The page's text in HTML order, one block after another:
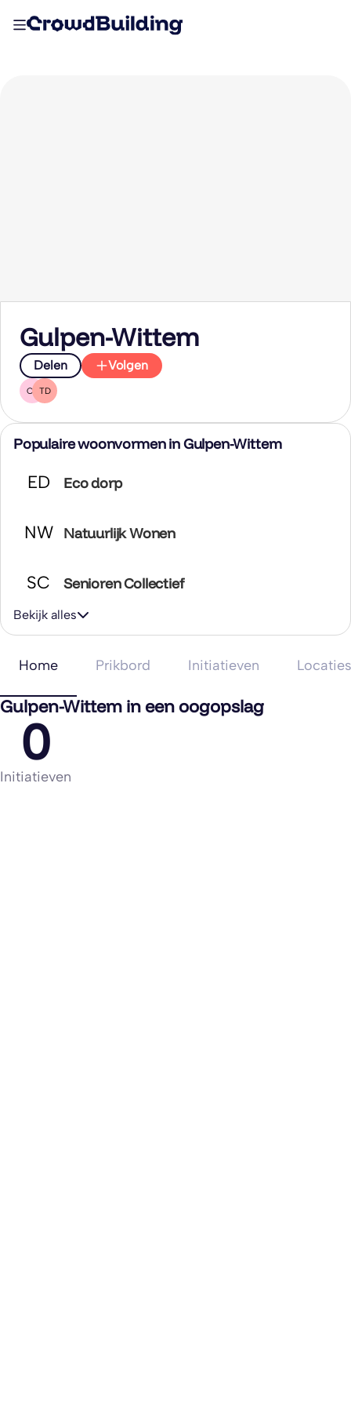
Gulpen-Wittem
Delen Volgen
CT TD
Populaire woonvormen in Gulpen-Wittem
ED Eco dorp
NW Natuurlijk Wonen
SC Senioren Collectief
Bekijk alles
Home Prikbord Initiatieven Locaties
Gulpen-Wittem in een oogopslag
0
Initiatieven